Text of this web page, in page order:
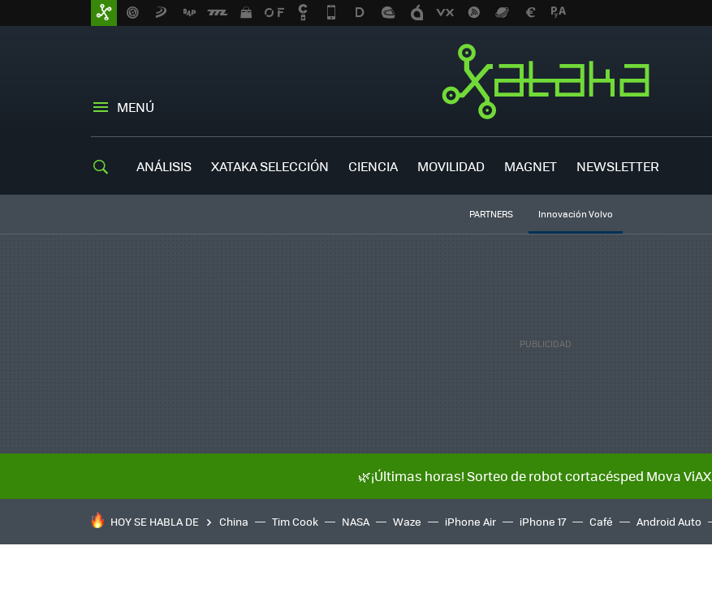
MENÚ
ANÁLISIS XATAKA SELECCIÓN CIENCIA MOVILIDAD MAGNET NEWSLETTER
PARTNERS Innovación Volvo
🌿¡Últimas horas! Sorteo de robot cortacésped Mova ViAX
HOY SE HABLA DE China Tim Cook NASA Waze iPhone Air iPhone 17 Café Android Auto